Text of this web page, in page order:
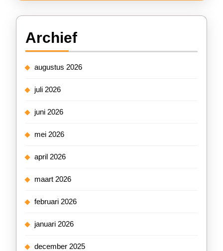
Archief
augustus 2026
juli 2026
juni 2026
mei 2026
april 2026
maart 2026
februari 2026
januari 2026
december 2025